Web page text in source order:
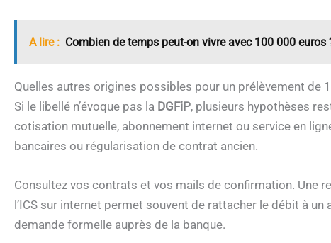
A lire : Combien de temps peut-on vivre avec 100 000 euros
Quelles autres origines possibles pour un prélèvement de
Si le libellé n’évoque pas la DGFiP, plusieurs hypothèses
cotisation mutuelle, abonnement internet ou service en
bancaires ou régularisation de contrat ancien.
Consultez vos contrats et vos mails de confirmation. Une
l’ICS sur internet permet souvent de rattacher le débit à un
demande formelle auprès de la banque.